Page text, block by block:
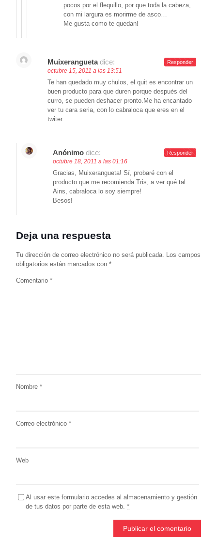
pocos por el flequillo, por que toda la cabeza,
con mi largura es morirme de asco…
Me gusta como te quedan!
Muixerangueta dice:
octubre 15, 2011 a las 13:51
Te han quedado muy chulos, el quit es encontrar un
buen producto para que duren porque después del
curro, se pueden deshacer pronto.Me ha encantado
ver tu cara seria, con lo cabraloca que eres en el
twiter.
Responder
Anónimo dice:
octubre 18, 2011 a las 01:16
Gracias, Muixerangueta! Sí, probaré con el
producto que me recomienda Tris, a ver qué tal.
Ains, cabraloca lo soy siempre!
Besos!
Responder
Deja una respuesta
Tu dirección de correo electrónico no será publicada. Los campos
obligatorios están marcados con *
Comentario *
Nombre *
Correo electrónico *
Web
Al usar este formulario accedes al almacenamiento y gestión
de tus datos por parte de esta web. *